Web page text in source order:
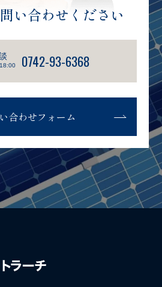
い合わせください
0742-93-6368
合わせフォーム